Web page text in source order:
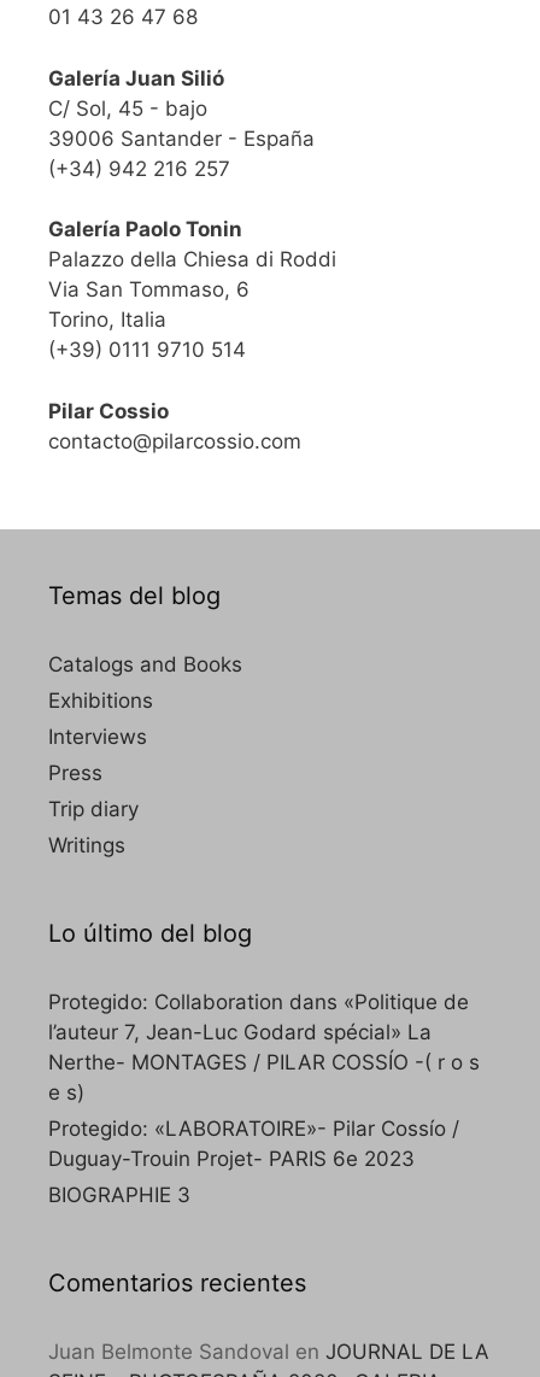
01 43 26 47 68
Galería Juan Silió
C/ Sol, 45 - bajo
39006 Santander - España
(+34) 942 216 257
Galería Paolo Tonin
Palazzo della Chiesa di Roddi
Via San Tommaso, 6
Torino, Italia
(+39) 0111 9710 514
Pilar Cossio
contacto@pilarcossio.com
Temas del blog
Catalogs and Books
Exhibitions
Interviews
Press
Trip diary
Writings
Lo último del blog
Protegido: Collaboration dans «Politique de
l’auteur 7, Jean-Luc Godard spécial» La
Nerthe- MONTAGES / PILAR COSSÍO -( r o s
e s)
Protegido: «LABORATOIRE»- Pilar Cossío /
Duguay-Trouin Projet- PARIS 6e 2023
BIOGRAPHIE 3
Comentarios recientes
Juan Belmonte Sandoval en JOURNAL DE LA